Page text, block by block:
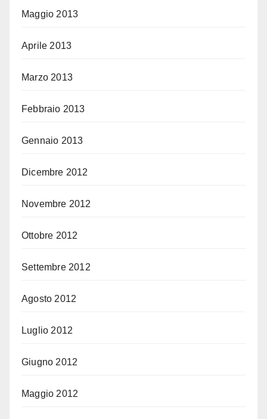
Maggio 2013
Aprile 2013
Marzo 2013
Febbraio 2013
Gennaio 2013
Dicembre 2012
Novembre 2012
Ottobre 2012
Settembre 2012
Agosto 2012
Luglio 2012
Giugno 2012
Maggio 2012